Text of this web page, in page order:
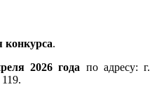
конкурса.
2026 года по адресу: г.